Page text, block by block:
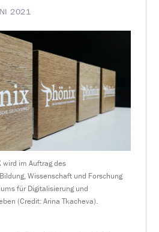
2021
wird im Auftrag des
Wissenschaft und Forschung
für Digitalisierung und
(Credit: Arina Tkacheva).